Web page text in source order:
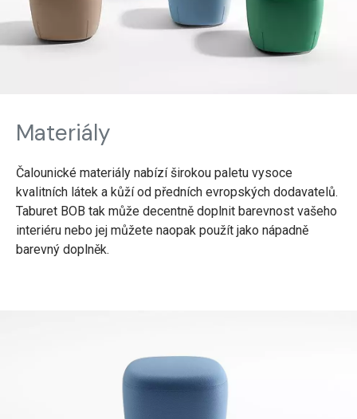
Materiály
Čalounické materiály nabízí širokou paletu vysoce
kvalitních látek a kůží od předních evropských dodavatelů.
Taburet BOB tak může decentně doplnit barevnost vašeho
interiéru nebo jej můžete naopak použít jako nápadně
barevný doplněk.